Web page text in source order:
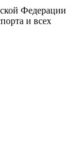
Федерации
и всех